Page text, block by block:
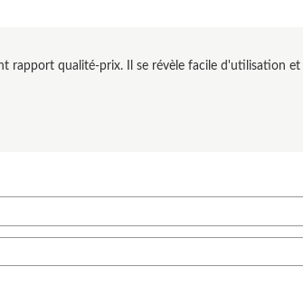
qualité-prix. Il se révèle facile d'utilisation